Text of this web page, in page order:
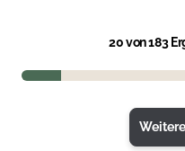
20von 183